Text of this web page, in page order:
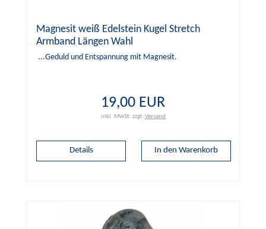
Magnesit weiß Edelstein Kugel Stretch
Armband Längen Wahl
...Geduld und Entspannung mit Magnesit.
19,00 EUR
inkl. MwSt. zzgl. Versand
Details